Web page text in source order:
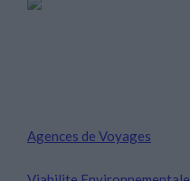
Agences de Voyages